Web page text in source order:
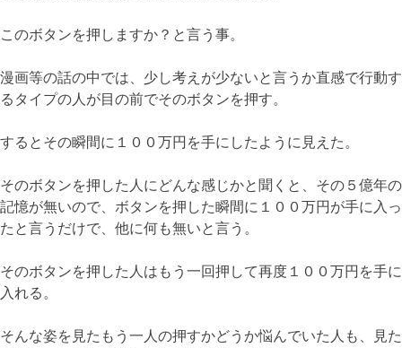
このボタンを押しますか？と言う事。
漫画等の話の中では、少し考えが少ないと言うか直感で行動す
るタイプの人が目の前でそのボタンを押す。
するとその瞬間に１００万円を手にしたように見えた。
そのボタンを押した人にどんな感じかと聞くと、その５億年の
記憶が無いので、ボタンを押した瞬間に１００万円が手に入っ
たと言うだけで、他に何も無いと言う。
そのボタンを押した人はもう一回押して再度１００万円を手に
入れる。
そんな姿を見たもう一人の押すかどうか悩んでいた人も、見た